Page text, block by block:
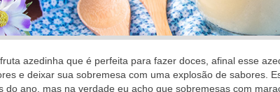
azedinha que é perfeita para fazer doces, afinal esse
e deixar sua sobremesa com uma explosão de sabores.
do ano, mas na verdade eu acho que sobremesas com